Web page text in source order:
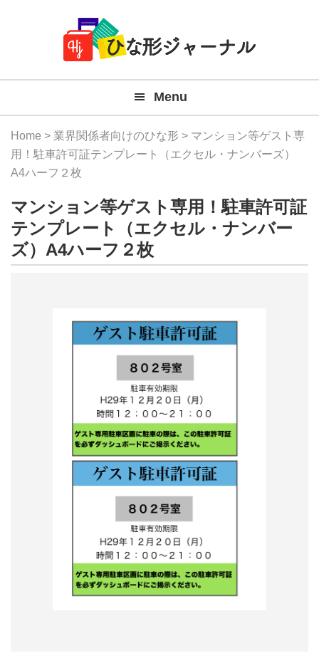
Navigation
料
テ
プ
レ
ト
(Mac
Menu
Home > 業界関係者向けのひな形 > マンション等ゲスト専
用！駐車許可証テンプレート（エクセル・ナンバーズ）
A4ハーフ２枚
マンション等ゲスト専用！駐車許可証
テンプレート（エクセル・ナンバー
ズ）A4ハーフ２枚